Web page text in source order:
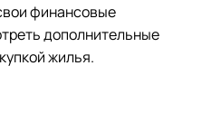
финансовые
дополнительные
жилья.